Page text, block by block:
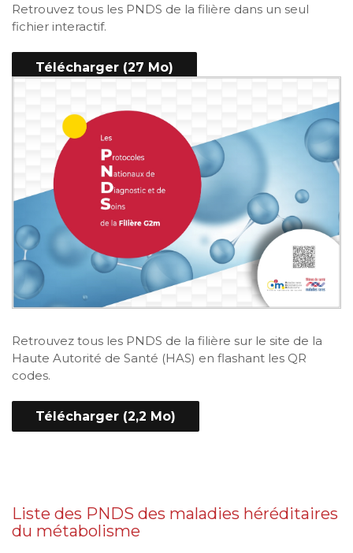
Retrouvez tous les PNDS de la filière dans un seul
fichier interactif.
Télécharger (27 Mo)
Retrouvez tous les PNDS de la filière sur le site de la
Haute Autorité de Santé (HAS) en flashant les QR
codes.
Télécharger (2,2 Mo)
Liste des PNDS des maladies héréditaires
du métabolisme